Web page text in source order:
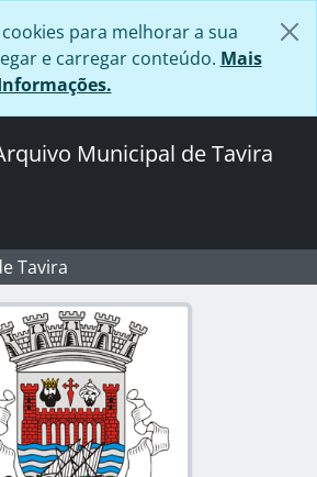
para melhorar a sua
e carregar conteúdo. Mais
Municipal de Tavira
Tavira